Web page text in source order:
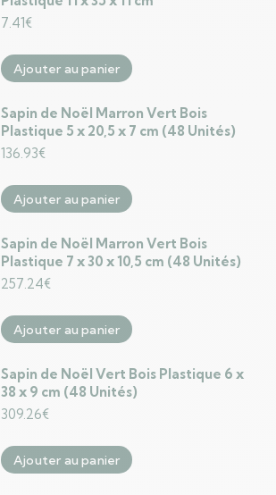
7.41€
Ajouter au panier
Sapin de Noël Marron Vert Bois
Plastique 5 x 20,5 x 7 cm (48 Unités)
136.93€
Ajouter au panier
Sapin de Noël Marron Vert Bois
Plastique 7 x 30 x 10,5 cm (48 Unités)
257.24€
Ajouter au panier
Sapin de Noël Vert Bois Plastique 6 x
38 x 9 cm (48 Unités)
309.26€
Ajouter au panier